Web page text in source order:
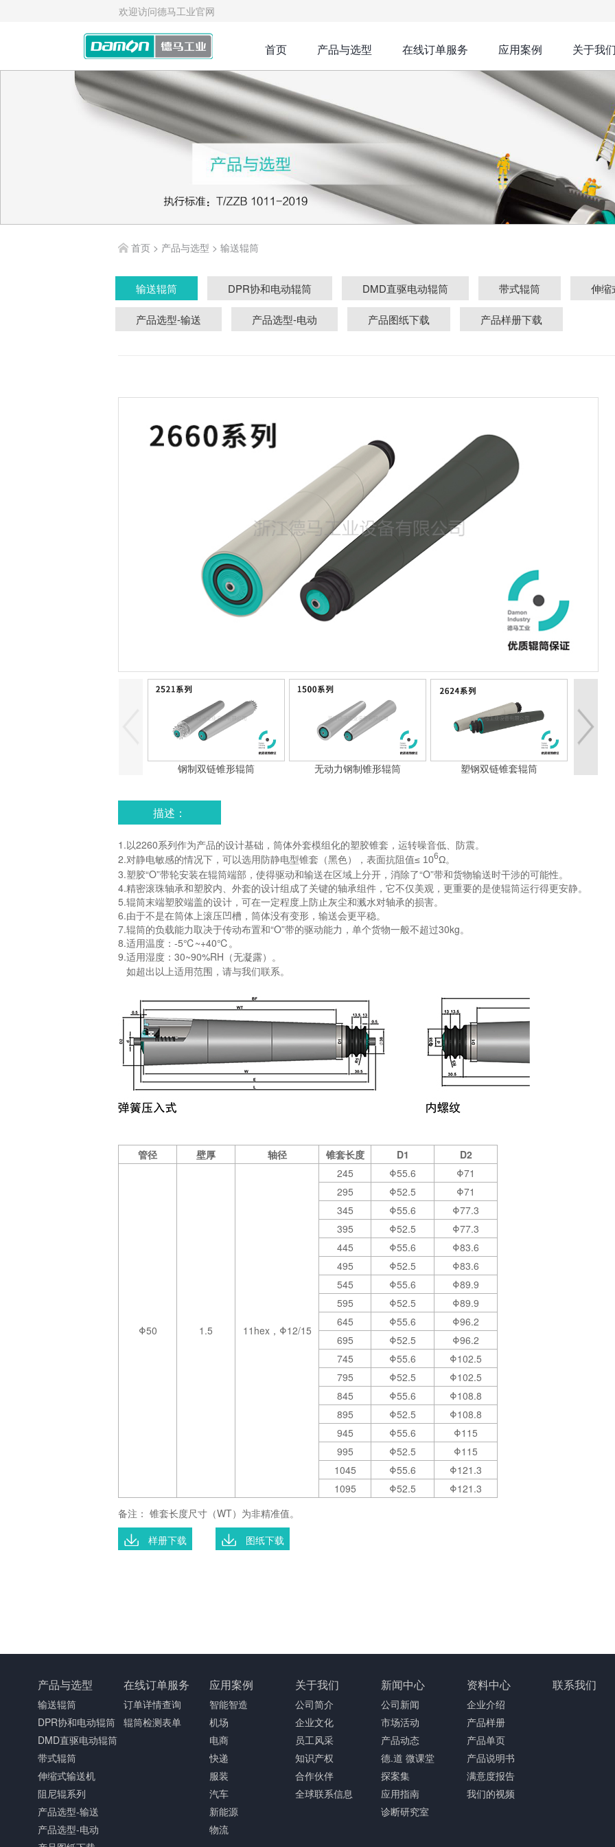
欢迎访问德马工业官网
首页 产品与选型 在线订单服务 应用案例 关于我们
首页 > 产品与选型 > 输送辊筒
输送辊筒 DPR协和电动辊筒 DMD直驱电动辊筒 带式辊筒 伸缩
产品选型-输送 产品选型-电动 产品图纸下载 产品样册下载
钢制双链锥形辊筒 无动力钢制锥形辊筒 塑钢双链锥套辊筒
描述：
1.以2260系列作为产品的设计基础，筒体外套模组化的塑胶锥套，运转噪音低、防震。
2.对静电敏感的情况下，可以选用防静电型锥套（黑色），表面抗阻值≤ 106Ω。
3.塑胶“O”带轮安装在辊筒端部，使得驱动和输送在区域上分开，消除了“O”带和货物输送时干涉的可能性。
4.精密滚珠轴承和塑胶内、外套的设计组成了关键的轴承组件，它不仅美观，更重要的是使辊筒运行得更安静。
5.辊筒末端塑胶端盖的设计，可在一定程度上防止灰尘和溅水对轴承的损害。
6.由于不是在筒体上滚压凹槽，筒体没有变形，输送会更平稳。
7.辊筒的负载能力取决于传动布置和“O”带的驱动能力，单个货物一般不超过30kg。
8.适用温度：-5℃~+40℃。
9.适用湿度：30~90%RH（无凝露）。
如超出以上适用范围，请与我们联系。
管径 壁厚 轴径 锥套长度 D1 D2
Φ50 1.5 11hex， Φ12/15
245 Φ55.6
Φ71
295
Φ52.5
Φ71
345
Φ55.6
Φ77.3
395
Φ52.5
Φ77.3
445
Φ55.6
Φ83.6
495
Φ52.5
Φ83.6
545
Φ55.6
Φ89.9
595
Φ52.5
Φ89.9
645
Φ55.6
Φ96.2
695
Φ52.5
Φ96.2
745
Φ55.6
Φ102.5
795
Φ52.5
Φ102.5
845
Φ55.6
Φ108.8
895
Φ52.5
Φ108.8
945
Φ55.6
Φ115
995
Φ52.5
Φ115
1045
Φ55.6
Φ121.3
1095
Φ52.5
Φ121.3
备注： 锥套长度尺寸（WT）为非精准值。
样册下载
图纸下载
产品与选型
输送辊筒
DPR协和电动辊筒
DMD直驱电动辊筒
带式辊筒
伸缩式输送机
阻尼辊系列
产品选型-输送
产品选型-电动
在线订单服务
订单详情查询
辊筒检测表单
应用案例
智能智造
机场
电商
快递
服装
汽车
新能源
物流
关于我们
公司简介
企业文化
员工风采
知识产权
合作伙伴
全球联系信息
新闻中心
公司新闻
市场活动
产品动态
德.道 微课堂
探案集
应用指南
诊断研究室
资料中心
企业介绍
产品样册
产品单页
产品说明书
满意度报告
我们的视频
联系我们